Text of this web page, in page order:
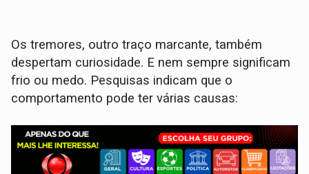
Os tremores, outro traço marcante, também
despertam curiosidade. E nem sempre significam
frio ou medo. Pesquisas indicam que o
comportamento pode ter várias causas: